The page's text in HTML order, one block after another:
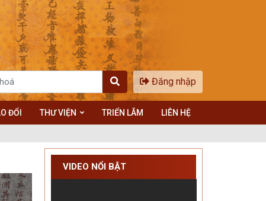
Đăng nhập
ĐỔI THƯ VIỆN TRIỂN LÃM LIÊN HỆ
VIDEO NỔI BẬT